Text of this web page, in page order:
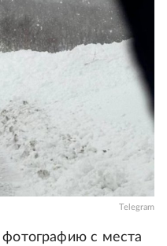
Telegram
фотографию с места